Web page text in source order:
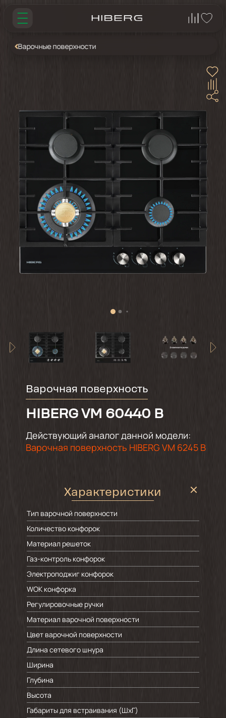
Варочные поверхности
Варочная поверхность
HIBERG VM 60440 B
Действующий аналог данной модели:
Варочная поверхность HIBERG VM 6245 B
Характеристики
Тип варочной поверхности
Количество конфорок
Материал решеток
Газ-контроль конфорок
Электроподжиг конфорок
WOK конфорка
Регулировочные ручки
Материал варочной поверхности
Цвет варочной поверхности
Длина сетевого шнура
Ширина
Глубина
Высота
Габариты для встраивания (ШхГ)